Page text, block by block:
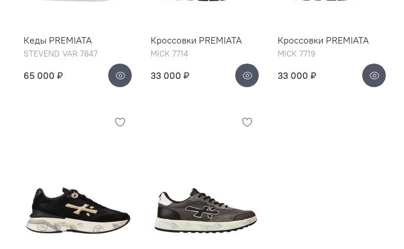
Кеды PREMIATA
STEVEND VAR 7847
65 000 ₽
Кроссовки PREMIATA
MICK 7714
33 000 ₽
Кроссовки PREMIATA
MICK 7719
33 000 ₽